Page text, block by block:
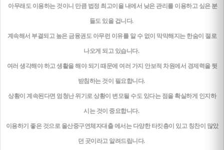
아무래도 이용하는 것이니 만큼 법정 최고이율 내에서 낮은 관리를 이용하고 싶은 분
들도 있을 겁니다.
계속해서 부결되고 높은 금융권도 아무런 이유를 알 수 없이 막막해지는 한숨이 절로
나오게 되고 있습니다.
여러 생각해야 하고 생활을 해야 되기 때문에 여러 가지 안보적 차원에서 경제력을 뒷
받침하는 것이 필요합니다.
상황이 계속된다면 엄청난 위기로 상황이 변모될 수도 있다는 점을 확실하게 인지하
시는 것이 중요합니다.
이용하기 좋은 것으로 울산중구연체자대출 에서는 다양한 타킷층이 있고 칭찬이 많았
던 곳이라고 알려드립니다.